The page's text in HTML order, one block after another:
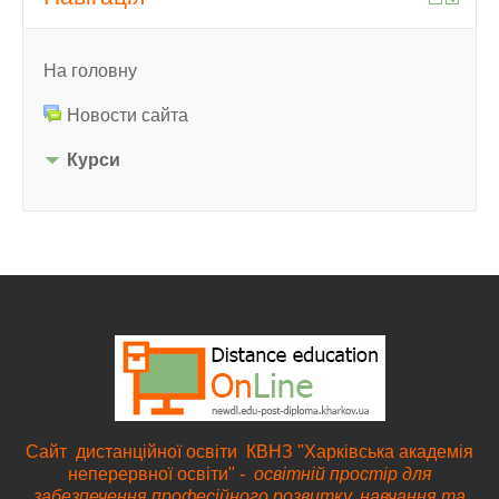
На головну
Новости сайта
Курси
Cайт дистанційної освіти КВНЗ "Харківська академія
неперервної освіти" - освітній простір для